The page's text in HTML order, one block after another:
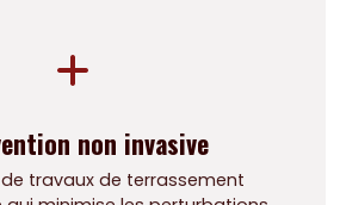
non invasive
travaux de terrassement